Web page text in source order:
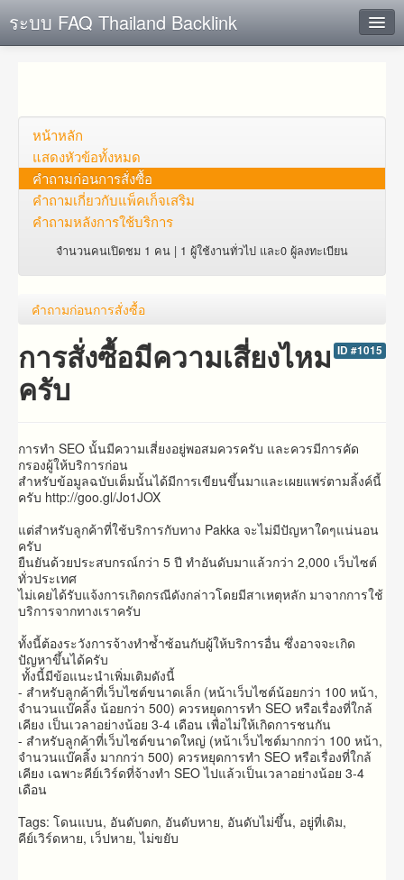
ระบบ FAQ Thailand Backlink
ตั้งคำถาม
ดูคำถาม
คุณต้องการที่จะลงทะเบียนหรือไม่?
หน้าหลัก
แสดงหัวข้อทั้งหมด
คำถาม​ก่อน​การ​สั่งซื้อ​
คำถาม​เกี่ยว​กับ​แพ็คเก็จ​เสริม
คำถามหลังการใช้บริการ
จำนวนคนเปิดชม 1 คน | 1 ผู้ใช้งานทั่วไป และ0 ผู้ลงทะเบียน
คำถาม​ก่อน​การ​สั่งซื้อ​
ID #1015
การสั่งซื้อมีความเสี่ยงไหม
ครับ
การทำ SEO นั้นมีความเสี่ยงอยู่พอสมควรครับ และควรมีการคัด
กรองผู้ให้บริการก่อน
สำหรับข้อมูลฉบับเต็มนั้นได้มีการเขียนขึ้นมาและเผยแพร่ตามลิ้งค์นี้
ครับ http://goo.gl/Jo1JOX
แต่สำหรับลูกค้าที่ใช้บริการกับทาง Pakka จะไม่มีปัญหาใดๆแน่นอน
ครับ
ยืนยันด้วยประสบกรณ์กว่า 5 ปี ทำอันดับมาแล้วกว่า 2,000 เว็บไซต์
ทั่วประเทศ
ไม่เคยได้รับแจ้งการเกิดกรณีดังกล่าวโดยมีสาเหตุหลัก มาจากการใช้
บริการจากทางเราครับ
ทั้งนี้ต้องระวังการจ้างทำซ้ำซ้อนกับผู้ให้บริการอื่น ซึ่งอาจจะเกิด
ปัญหาขึ้นได้ครับ
ทั้งนี้มีข้อแนะนำเพิ่มเติมดังนี้
- สำหรับลูกค้าที่เว็บไซต์ขนาดเล็ก (หน้าเว็บไซต์น้อยกว่า 100 หน้า,
จำนวนแบ๊คลิ้ง น้อยกว่า 500) ควรหยุดการทำ SEO หรือเรื่องที่ใกล้
เคียง เป็นเวลาอย่างน้อย 3-4 เดือน เพื่อไม่ให้เกิดการชนกัน
- สำหรับลูกค้าที่เว็บไซต์ขนาดใหญ่ (หน้าเว็บไซต์มากกว่า 100 หน้า,
จำนวนแบ๊คลิ้ง มากกว่า 500) ควรหยุดการทำ SEO หรือเรื่องที่ใกล้
เคียง เฉพาะคีย์เวิร์ดที่จ้างทำ SEO ไปแล้วเป็นเวลาอย่างน้อย 3-4
เดือน
Tags: โดนแบน, อันดับตก, อันดับหาย, อันดับไม่ขึ้น, อยู่ที่เดิม,
คีย์เวิร์ดหาย, เว็ปหาย, ไม่ขยับ